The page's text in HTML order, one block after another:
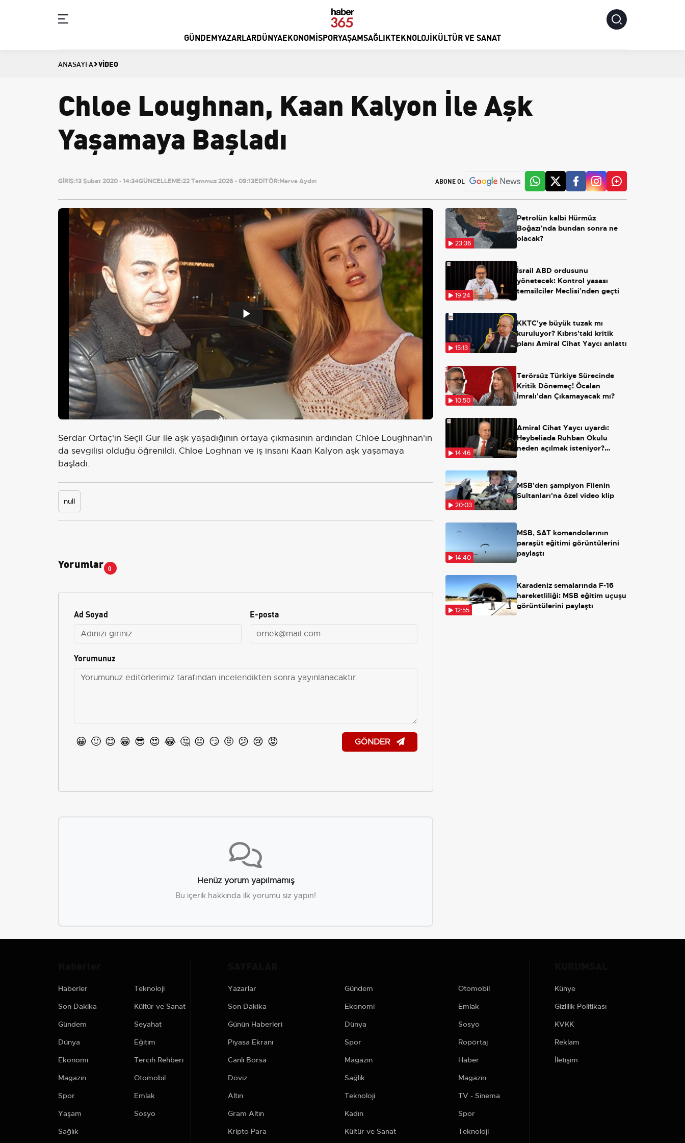
GÜNDEMYAZARLARDÜNYAEKONOMISPORYAŞAMSAĞLIKTEKNOLOJIKÜLTÜR VE SANAT
ANASAYFA VIDEO
Chloe Loughnan, Kaan Kalyon İle Aşk
Yaşamaya Başladı
GİRİŞ:13 Şubat 2020 - 14:34GÜNCELLEME:22 Temmuz 2026 - 09:13EDİTÖR:Merve Aydın ABONE OL
Play
Video
Serdar Ortaç'ın Seçil Gür ile aşk yaşadığının ortaya çıkmasının ardından Chloe Loughnan'ın
da sevgilisi olduğu öğrenildi. Chloe Loghnan ve iş insanı Kaan Kalyon aşk yaşamaya
başladı.
null
Yorumlar 0
Ad Soyad E-posta
Yorumunuz
😀 🙂 😊 😁 😎 😍 😂 🤔 😐 😏 🤨 😕 😢 😡 GÖNDER
Henüz yorum yapılmamış
Bu içerik hakkında ilk yorumu siz yapın!
23:36
Petrolün kalbi Hürmüz
Boğazı'nda bundan sonra ne
olacak?
19:24
İsrail ABD ordusunu
yönetecek: Kontrol yasası
temsilciler Meclisi’nden geçti
15:13
KKTC'ye büyük tuzak mı
kuruluyor? Kıbrıs'taki kritik
planı Amiral Cihat Yaycı anlattı
10:50
Terörsüz Türkiye Sürecinde
Kritik Dönemeç! Öcalan
İmralı'dan Çıkamayacak mı?
14:46
Amiral Cihat Yaycı uyardı:
Heybeliada Ruhban Okulu
neden açılmak isteniyor?
20:03
MSB'den şampiyon Filenin
Sultanları'na özel video klip
14:40
MSB, SAT komandolarının
paraşüt eğitimi görüntülerini
paylaştı
12:55
Karadeniz semalarında F-16
hareketliliği: MSB eğitim uçuşu
görüntülerini paylaştı
Haberler
Son Dakika
Gündem
Dünya
Ekonomi
Magazin
Spor
Yaşam
Sağlık
Teknoloji
Kültür ve Sanat
Seyahat
Eğitim
Tercih Rehberi
Otomobil
Emlak
Sosyo
Yazarlar
Son Dakika
Günün Haberleri
Piyasa Ekranı
Canlı Borsa
Döviz
Altın
Gram Altın
Kripto Para
Gündem
Ekonomi
Dünya
Spor
Magazin
Sağlık
Teknoloji
Kadın
Kültür ve Sanat
Otomobil
Emlak
Sosyo
Ropörtaj
Haber
Magazin
TV - Sinema
Spor
Teknoloji
Künye
Gizlilik Politikası
KVKK
Reklam
İletişim